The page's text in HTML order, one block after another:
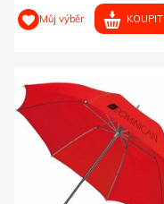
Můj výběr KOUPIT